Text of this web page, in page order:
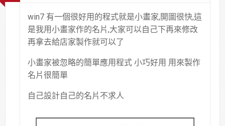
win7 有一個很好用的程式就是小畫家,開圖很快,這
是我用小畫家作的名片,大家可以自己下再來修改
再拿去給店家製作就可以了
小畫家被忽略的簡單應用程式 小巧好用 用來製作
名片很簡單
自己設計自己的名片不求人